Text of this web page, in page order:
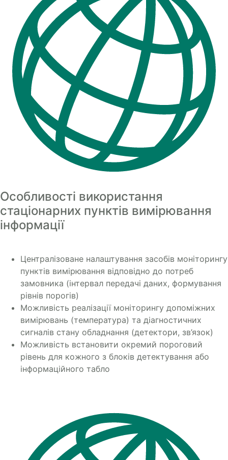
Особливості використання
стаціонарних пунктів вимірювання
інформації
Централізоване налаштування засобів моніторингу
пунктів вимірювання відповідно до потреб
замовника (інтервал передачі даних, формування
рівнів порогів)
Можливість реалізації моніторингу допоміжних
вимірювань (температура) та діагностичних
сигналів стану обладнання (детектори, зв’язок)
Можливість встановити окремий пороговий
рівень для кожного з блоків детектування або
інформаційного табло